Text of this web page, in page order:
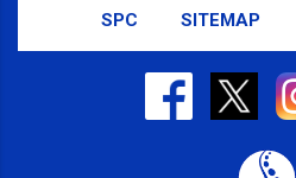
SPC SITEMAP